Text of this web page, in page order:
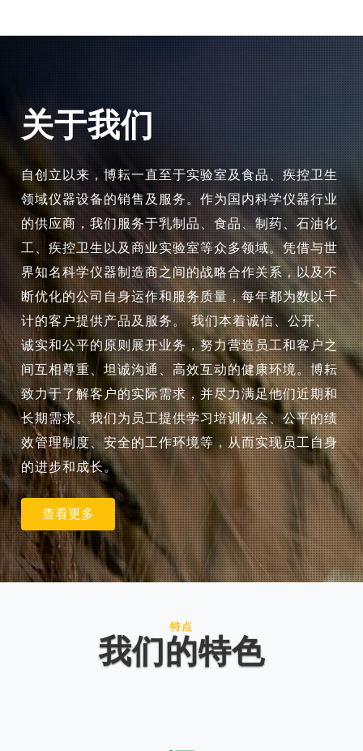
关于我们
自创立以来，博耘一直至于实验室及食品、疾控卫生
领域仪器设备的销售及服务。作为国内科学仪器行业
的供应商，我们服务于乳制品、食品、制药、石油化
工、疾控卫生以及商业实验室等众多领域。凭借与世
界知名科学仪器制造商之间的战略合作关系，以及不
断优化的公司自身运作和服务质量，每年都为数以千
计的客户提供产品及服务。 我们本着诚信、公开、
诚实和公平的原则展开业务，努力营造员工和客户之
间互相尊重、坦诚沟通、高效互动的健康环境。博耘
致力于了解客户的实际需求，并尽力满足他们近期和
长期需求。我们为员工提供学习培训机会、公平的绩
效管理制度、安全的工作环境等，从而实现员工自身
的进步和成长。
查看更多
特点
我们的特色